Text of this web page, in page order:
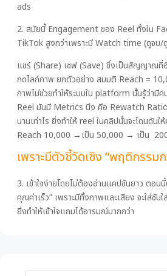
ads
2. สมัยนี้ Engagement ของ Reel ทั้งใน
TikTok สูงกว่าเพราะมี Watch time (ดูจบ/
แชร์ (Share) เซฟ (Save) ซึ่งเป็นสัญญาณที่
กดไลก์ภาพ ยกตัวอย่าง สมมติ Reach =
ภาพไม่ช่วยทำให้ระบบใน platform นั้นรู้ว่ามี
Reel มันมี Metrics นึง คือ Rewatch Ratio
นานเท่าไร ยิ่งทำให้ reel ในคลิปนั้นจะโดนดันใ
Reach 10,000 →เป็น 50,000 → เป็น
เพราะมีตัวชี้วัดเชิง “พฤติกรรม
3. เข้าใจง่ายโดยไม่ต้องอ่านแคปชันยาว ตอนนี้
คุณค่าเร็ว” เพราะมีทั้งภาพและเสียง จะใส่ซับ
ยิ่งทำให้เข้าใจแถมได้อารมณ์มากกว่า